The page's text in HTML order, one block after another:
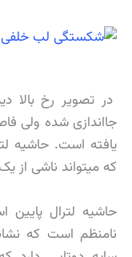
در تصویر رخ بالا
جااندازی شده ولی
یافته است. حاشیه
که میتواند ناشی
حاشیه لترال پایین
نامنظم است که